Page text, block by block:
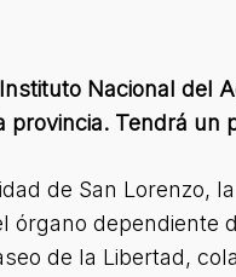
Nacional del
Tendrá un
de San Lorenzo,
órgano
de la Libertad,